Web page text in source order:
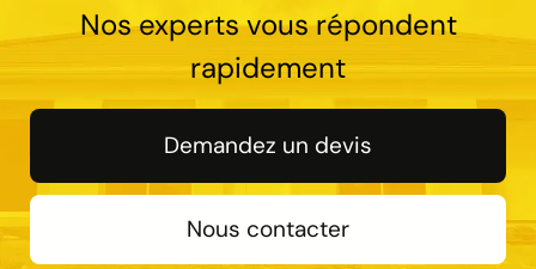
Nos experts vous répondent
rapidement
Demandez un devis
Nous contacter